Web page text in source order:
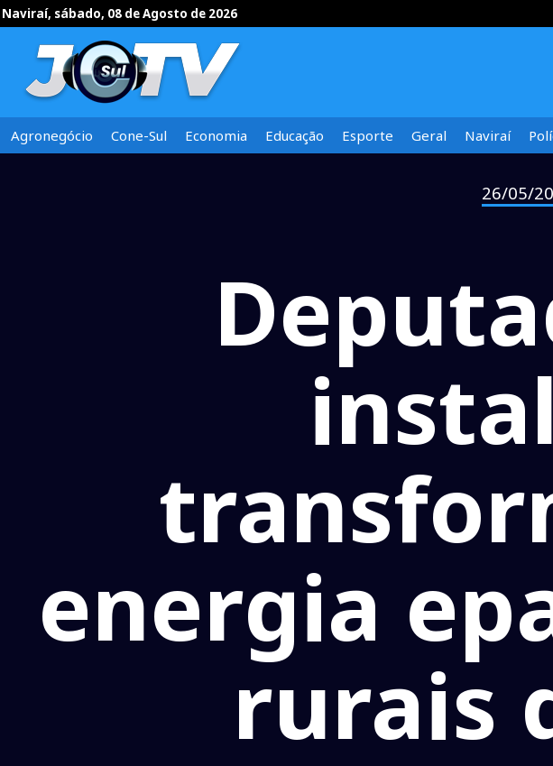
Naviraí, sábado, 08 de Agosto de 2026
Agronegócio Cone-Sul Economia Educação Esporte Geral Naviraí
26/05/
energia
rurais